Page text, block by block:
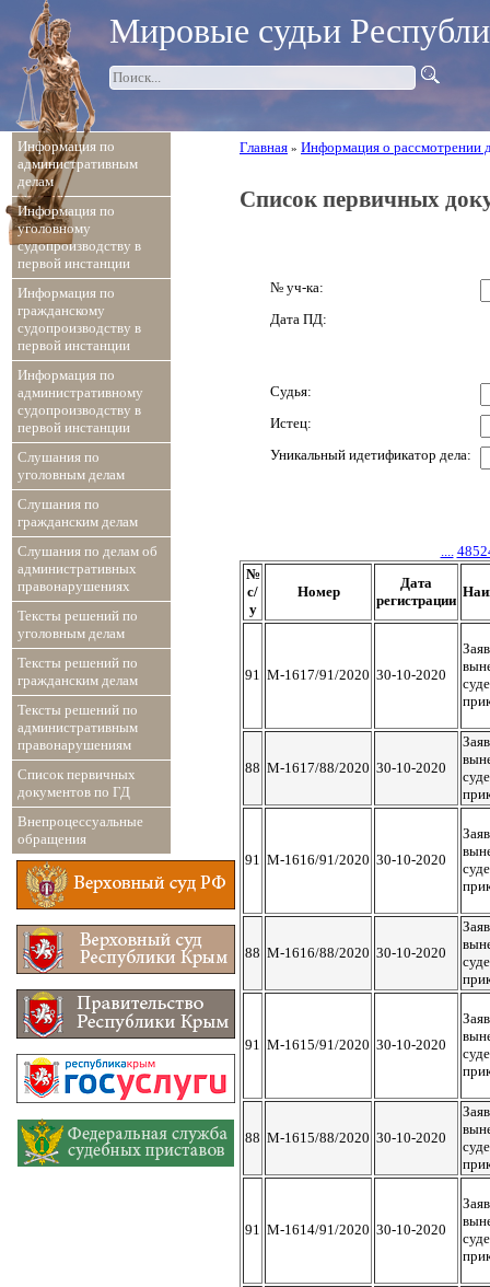
Информация по
административным
делам
Информация по
уголовному
судопроизводству в
первой инстанции
Информация по
гражданскому
судопроизводству в
первой инстанции
Информация по
административному
судопроизводству в
первой инстанции
Слушания по
уголовным делам
Слушания по
гражданским делам
Слушания по делам об
административных
правонарушениях
Тексты решений по
уголовным делам
Тексты решений по
гражданским делам
Тексты решений по
административным
правонарушениям
Список первичных
документов по ГД
Внепроцессуальные
обращения
Мировые судьи
Главная » Информация о рассмотрении
Список первичных
№ уч-ка:
Дата ПД:
Судья:
Истец:
Уникальный идетификатор дела:
....
№
с/
у
Номер
Дата
регистрации
91 М-1617/91/2020 30-10-2020
88 М-1617/88/2020 30-10-2020
91 М-1616/91/2020 30-10-2020
88 М-1616/88/2020 30-10-2020
91 М-1615/91/2020 30-10-2020
88 М-1615/88/2020 30-10-2020
91 М-1614/91/2020 30-10-2020